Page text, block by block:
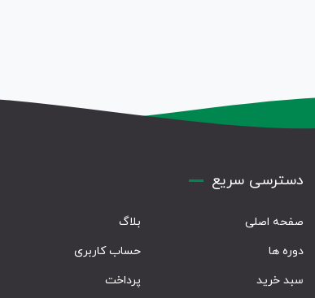
دسترسی سریع
صفحه اصلی
بلاگ
دوره ها
حساب کاربری
سبد خرید
پرداخت